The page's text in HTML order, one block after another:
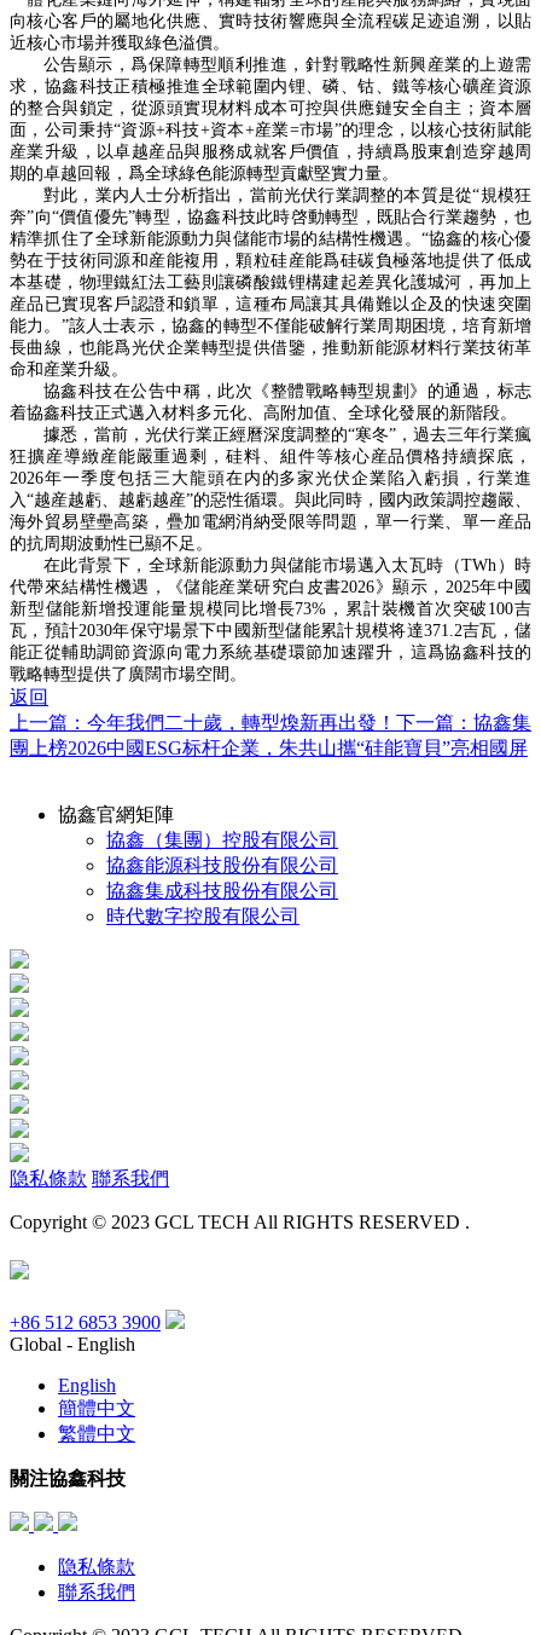
向核心客戶的屬地化供應、實時技術響應與全流程碳足迹追溯，以貼
近核心市場并獲取綠色溢價。
公告顯示，爲保障轉型順利推進，針對戰略性新興産業的上遊需
求，協鑫科技正積極推進全球範圍内锂、磷、钴、鐵等核心礦産資源
的整合與鎖定，從源頭實現材料成本可控與供應鏈安全自主；資本層
面，公司秉持“資源+科技+資本+産業=市場”的理念，以核心技術賦能
産業升級，以卓越産品與服務成就客戶價值，持續爲股東創造穿越周
期的卓越回報，爲全球綠色能源轉型貢獻堅實力量。
對此，業内人士分析指出，當前光伏行業調整的本質是從“規模狂
奔”向“價值優先”轉型，協鑫科技此時啓動轉型，既貼合行業趨勢，也
精準抓住了全球新能源動力與儲能市場的結構性機遇。“協鑫的核心優
勢在于技術同源和産能複用，顆粒硅産能爲硅碳負極落地提供了低成
本基礎，物理鐵紅法工藝則讓磷酸鐵锂構建起差異化護城河，再加上
産品已實現客戶認證和鎖單，這種布局讓其具備難以企及的快速突圍
能力。 ”該人士表示，協鑫的轉型不僅能破解行業周期困境，培育新增
長曲線，也能爲光伏企業轉型提供借鑒，推動新能源材料行業技術革
命和産業升級。
協鑫科技在公告中稱，此次《整體戰略轉型規劃》的通過，标志
着協鑫科技正式邁入材料多元化、高附加值、全球化發展的新階段。
據悉，當前，光伏行業正經曆深度調整的“寒冬”，過去三年行業瘋
狂擴産導緻産能嚴重過剩，硅料、組件等核心産品價格持續探底，
2026年一季度包括三大龍頭在内的多家光伏企業陷入虧損，行業進
入“越産越虧、越虧越産”的惡性循環。與此同時，國内政策調控趨嚴、
海外貿易壁壘高築，疊加電網消納受限等問題，單一行業、單一産品
的抗周期波動性已顯不足。
在此背景下，全球新能源動力與儲能市場邁入 太瓦時（TWh ） 時
代帶來結構性機遇，《儲能産業研究白皮書2026》顯示，2025年中國
新型儲能新增投運能量規模同比增長73%，累計裝機首次突破100吉
瓦，預計2030年保守場景下中國新型儲能累計規模将達371.2吉瓦，儲
能正從輔助調節資源向電力系統基礎環節加速躍升，這爲協鑫科技的
戰略轉型提供了廣闊市場空間。
返回
上一篇：今年我們二十歲，轉型煥新再出發！ 下一篇：協鑫集
團上榜2026中國ESG标杆企業，朱共山攜“硅能寶貝”亮相國屏
協鑫官網矩陣
協鑫（集團）控股有限公司
協鑫能源科技股份有限公司
協鑫集成科技股份有限公司
時代數字控股有限公司
隐私條款 聯系我們
Copyright © 2023 GCL TECH All RIGHTS RESERVED .
+86 512 6853 3900
Global - English
English
簡體中文
繁體中文
關注協鑫科技
隐私條款
聯系我們